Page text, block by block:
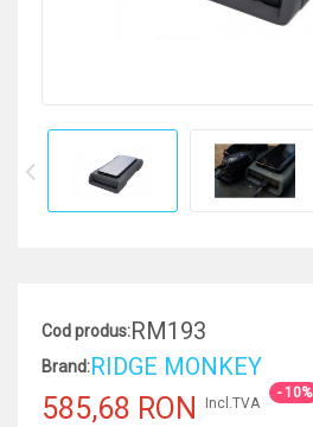
Cod produs:RM193
Brand:RIDGE MONKEY
585,68 RON - 10%
Incl.TVA